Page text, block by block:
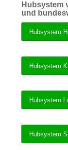
Hubsystem
und
Hubsystem
Hubsystem
Hubsystem
Hubsystem